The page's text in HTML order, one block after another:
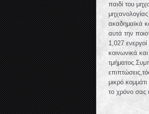
παιδί του
ακαδημαϊκά
αυτά την
1,027
κοινωνικά
μικρό
το χρόνο σας